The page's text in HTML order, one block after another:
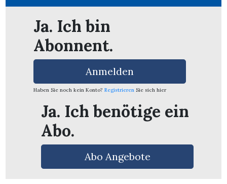
Ja. Ich bin
Abonnent.
Anmelden
Haben Sie noch kein Konto? Registrieren Sie sich hier
Ja. Ich benötige ein
Abo.
Abo Angebote